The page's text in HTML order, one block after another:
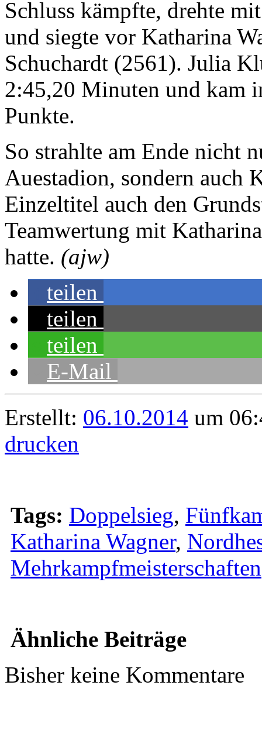
Schluss kämpfte, drehte
und siegte vor Katharina
Schuchardt (2561). Julia
2:45,20 Minuten und kam
Punkte.
So strahlte am Ende nicht
Auestadion, sondern auch
Einzeltitel auch den
Teamwertung mit
hatte. (ajw)
teilen
teilen
teilen
E-Mail
Erstellt: 06.10.2014 um
drucken
Tags: Doppelsieg,
Katharina Wagner,
Mehrkampfmeisterschaften
Ähnliche Beiträge
Bisher keine Kommentare